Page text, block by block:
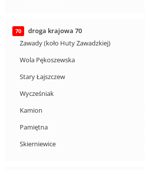
70
droga krajowa 70
Zawady (koło Huty Zawadzkiej)
Wola Pękoszewska
Stary Łajszczew
Wycześniak
Kamion
Pamiętna
Skierniewice